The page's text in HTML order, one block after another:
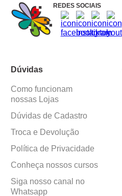
REDES SOCIAIS
Dúvidas
Como funcionam
nossas Lojas
Dúvidas de Cadastro
Troca e Devolução
Política de Privacidade
Conheça nossos cursos
Siga nosso canal no
Whatsapp